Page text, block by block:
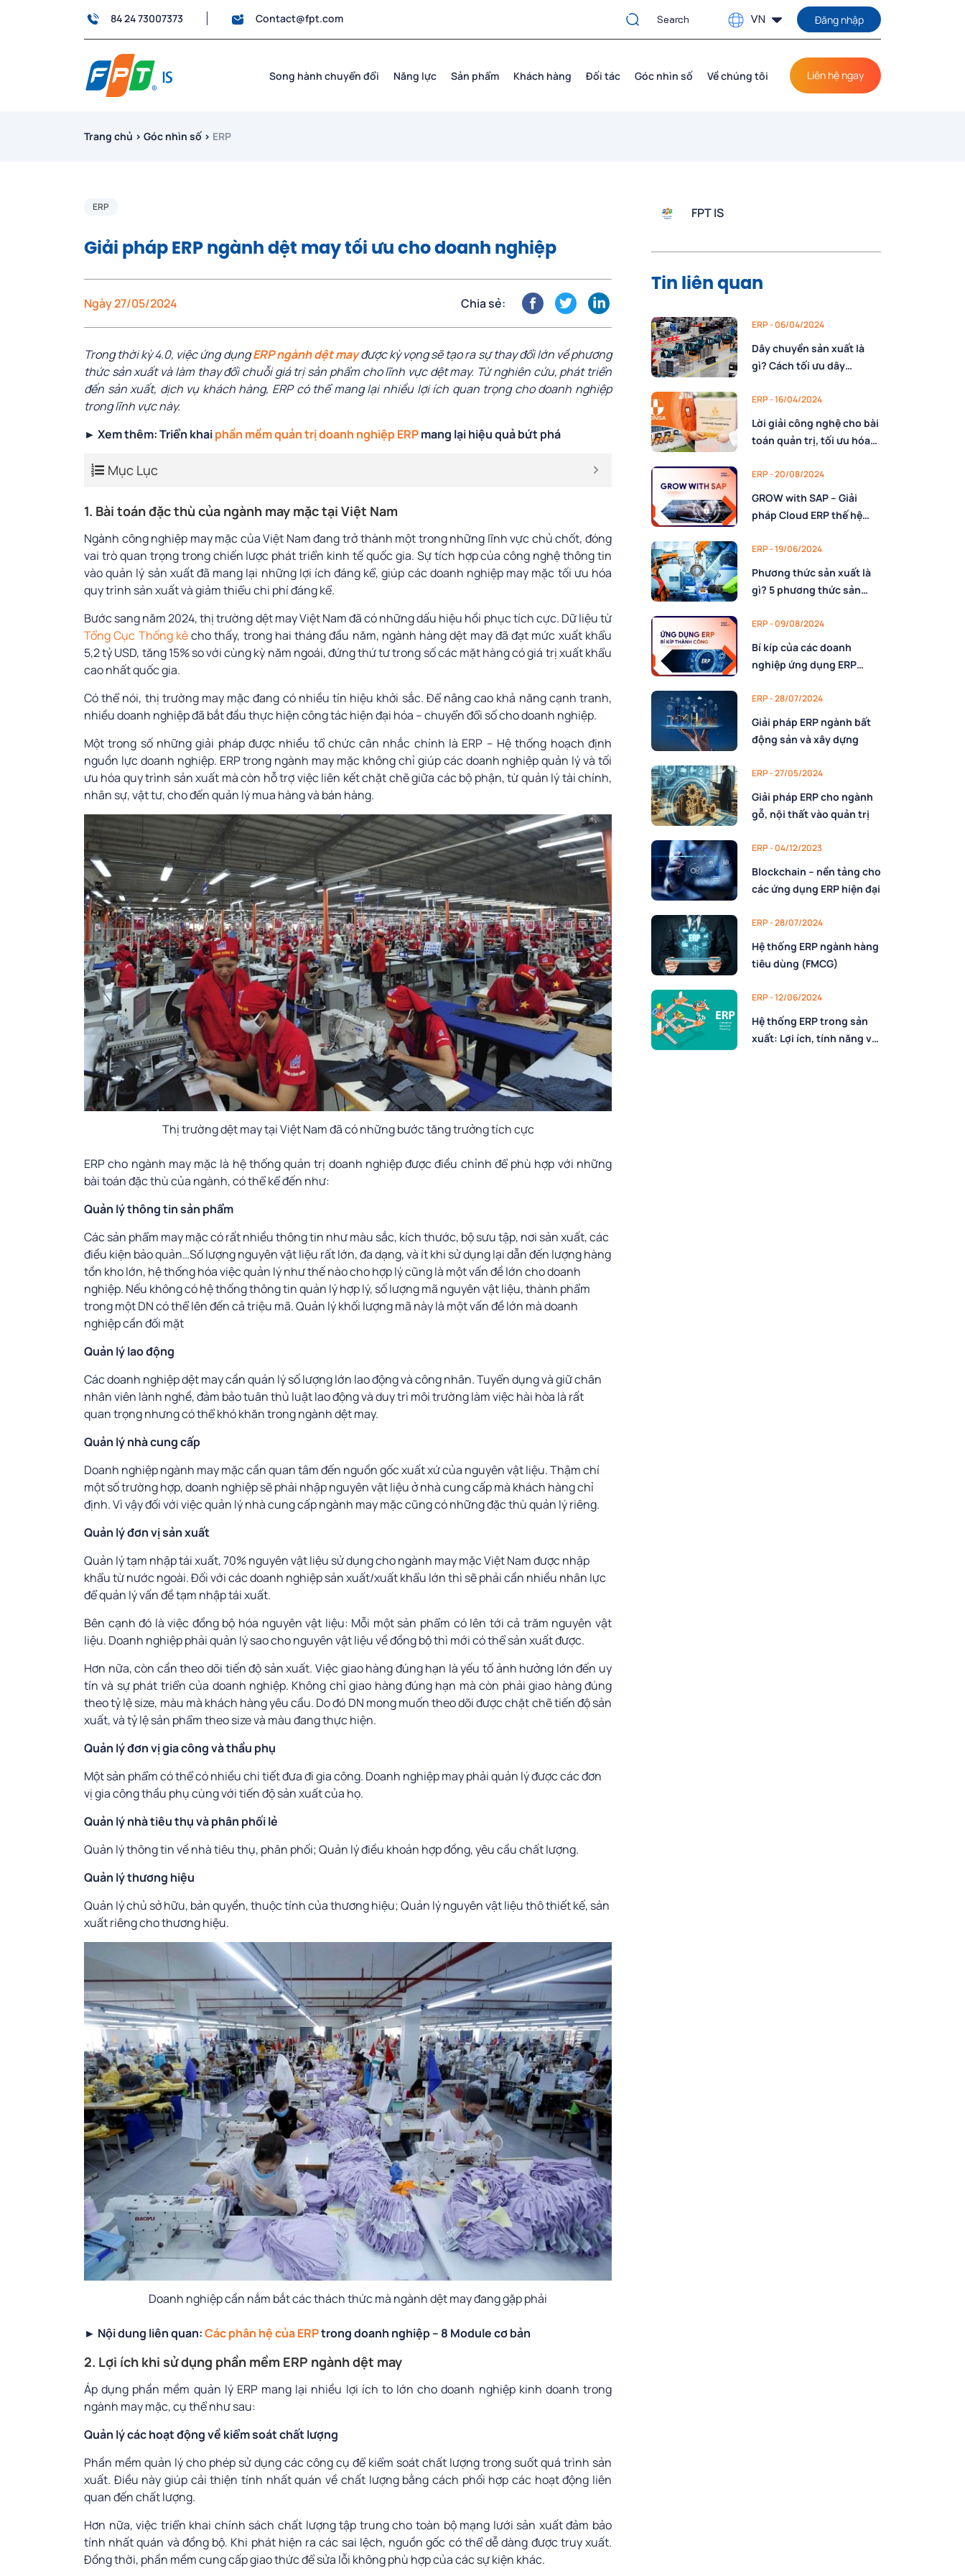
84 24 73007373 Contact@fpt.com VN Đăng nhập
Song hành chuyển đổi Năng lực Sản phẩm Khách hàng Đối tác Góc nhìn số Về chúng tôi Liên hệ ngay
Trang chủ › Góc nhìn số › ERP
ERP
Giải pháp ERP ngành dệt may tối ưu cho doanh nghiệp
Ngày 27/05/2024 Chia sẻ:
Trong thời kỳ 4.0, việc ứng dụngERP ngành dệt mayđược kỳ vọng sẽ tạo ra sự thay đổi lớn về phương
thức sản xuất và làm thay đổi chuỗi giá trị sản phẩm cho lĩnh vực dệt may. Từ nghiên cứu, phát triển
đến sản xuất, dịch vụ khách hàng, ERP có thể mang lại nhiều lợi ích quan trọng cho doanh nghiệp
trong lĩnh vực này.
► Xem thêm: Triển khaiphần mềm quản trị doanh nghiệp ERPmang lại hiệu quả bứt phá
Mục Lục
1. Bài toán đặc thù của ngành may mặc tại Việt Nam
Ngành công nghiệp may mặc của Việt Nam đang trở thành một trong những lĩnh vực chủ chốt, đóng
vai trò quan trọng trong chiến lược phát triển kinh tế quốc gia. Sự tích hợp của công nghệ thông tin
vào quản lý sản xuất đã mang lại những lợi ích đáng kể, giúp các doanh nghiệp may mặc tối ưu hóa
quy trình sản xuất và giảm thiểu chi phí đáng kể.
Bước sang năm 2024, thị trường dệt may Việt Nam đã có những dấu hiệu hồi phục tích cực. Dữ liệu từ
Tổng Cục Thống kêcho thấy, trong hai tháng đầu năm, ngành hàng dệt may đã đạt mức xuất khẩu
5,2 tỷ USD, tăng 15% so với cùng kỳ năm ngoái, đứng thứ tư trong số các mặt hàng có giá trị xuất khẩu
cao nhất quốc gia.
Có thể nói, thị trường may mặc đang có nhiều tín hiệu khởi sắc. Để nâng cao khả năng cạnh tranh,
nhiều doanh nghiệp đã bắt đầu thực hiện công tác hiện đại hóa – chuyển đổi số cho doanh nghiệp.
Một trong số những giải pháp được nhiều tổ chức cân nhắc chính là ERP – Hệ thống hoạch định
nguồn lực doanh nghiệp. ERP trong ngành may mặc không chỉ giúp các doanh nghiệp quản lý và tối
ưu hóa quy trình sản xuất mà còn hỗ trợ việc liên kết chặt chẽ giữa các bộ phận, từ quản lý tài chính,
nhân sự, vật tư, cho đến quản lý mua hàng và bán hàng.
Thị trường dệt may tại Việt Nam đã có những bước tăng trưởng tích cực
ERP cho ngành may mặc là hệ thống quản trị doanh nghiệp được điều chỉnh để phù hợp với những
bài toán đặc thù của ngành, có thể kể đến như:
Quản lý thông tin sản phẩm
Các sản phẩm may mặc có rất nhiều thông tin như màu sắc, kích thước, bộ sưu tập, nơi sản xuất, các
điều kiện bảo quản…Số lượng nguyên vật liệu rất lớn, đa dạng, và ít khi sử dụng lại dẫn đến lượng hàng
tồn kho lớn, hệ thống hóa việc quản lý như thế nào cho hợp lý cũng là một vấn đề lớn cho doanh
nghiệp. Nếu không có hệ thống thông tin quản lý hợp lý, số lượng mã nguyên vật liệu, thành phẩm
trong một DN có thể lên đến cả triệu mã. Quản lý khối lượng mã này là một vấn đề lớn mà doanh
nghiệp cần đối mặt
Quản lý lao động
Các doanh nghiệp dệt may cần quản lý số lượng lớn lao động và công nhân. Tuyển dụng và giữ chân
nhân viên lành nghề, đảm bảo tuân thủ luật lao động và duy trì môi trường làm việc hài hòa là rất
quan trọng nhưng có thể khó khăn trong ngành dệt may.
Quản lý nhà cung cấp
Doanh nghiệp ngành may mặc cần quan tâm đến nguồn gốc xuất xứ của nguyên vật liệu. Thậm chí
một số trường hợp, doanh nghiệp sẽ phải nhập nguyên vật liệu ở nhà cung cấp mà khách hàng chỉ
định. Vì vậy đối với việc quản lý nhà cung cấp ngành may mặc cũng có những đặc thù quản lý riêng.
Quản lý đơn vị sản xuất
Quản lý tạm nhập tái xuất, 70% nguyên vật liệu sử dụng cho ngành may mặc Việt Nam được nhập
khẩu từ nước ngoài. Đối với các doanh nghiệp sản xuất/xuất khẩu lớn thì sẽ phải cần nhiều nhân lực
để quản lý vấn đề tạm nhập tái xuất.
Bên cạnh đó là việc đồng bộ hóa nguyên vật liệu: Mỗi một sản phẩm có lên tới cả trăm nguyên vật
liệu. Doanh nghiệp phải quản lý sao cho nguyên vật liệu về đồng bộ thì mới có thể sản xuất được.
Hơn nữa, còn cần theo dõi tiến độ sản xuất. Việc giao hàng đúng hạn là yếu tố ảnh hưởng lớn đến uy
tín và sự phát triển của doanh nghiệp. Không chỉ giao hàng đúng hạn mà còn phải giao hàng đúng
theo tỷ lệ size, màu mà khách hàng yêu cầu. Do đó DN mong muốn theo dõi được chặt chẽ tiến độ sản
xuất, và tỷ lệ sản phẩm theo size và màu đang thực hiện.
Quản lý đơn vị gia công và thầu phụ
Một sản phẩm có thể có nhiều chi tiết đưa đi gia công. Doanh nghiệp may phải quản lý được các đơn
vị gia công thầu phụ cùng với tiến độ sản xuất của họ.
Quản lý nhà tiêu thụ và phân phối lẻ
Quản lý thông tin về nhà tiêu thụ, phân phối; Quản lý điều khoản hợp đồng, yêu cầu chất lượng.
Quản lý thương hiệu
Quản lý chủ sở hữu, bản quyền, thuộc tính của thương hiệu; Quản lý nguyên vật liệu thô thiết kế, sản
xuất riêng cho thương hiệu.
Doanh nghiệp cần nắm bắt các thách thức mà ngành dệt may đang gặp phải
► Nội dung liên quan:Các phân hệ của ERPtrong doanh nghiệp – 8 Module cơ bản
2. Lợi ích khi sử dụng phần mềm ERP ngành dệt may
Áp dụng phần mềm quản lý ERP mang lại nhiều lợi ích to lớn cho doanh nghiệp kinh doanh trong
ngành may mặc, cụ thể như sau:
Quản lý các hoạt động về kiểm soát chất lượng
Phần mềm quản lý cho phép sử dụng các công cụ để kiểm soát chất lượng trong suốt quá trình sản
xuất. Điều này giúp cải thiện tính nhất quán về chất lượng bằng cách phối hợp các hoạt động liên
quan đến chất lượng.
Hơn nữa, việc triển khai chính sách chất lượng tập trung cho toàn bộ mạng lưới sản xuất đảm bảo
tính nhất quán và đồng bộ. Khi phát hiện ra các sai lệch, nguồn gốc có thể dễ dàng được truy xuất.
Đồng thời, phần mềm cung cấp giao thức để sửa lỗi không phù hợp của các sự kiện khác.
FPT IS
Tin liên quan
ERP - 06/04/2024
Dây chuyền sản xuất là
gì? Cách tối ưu dây
ERP - 16/04/2024
Lời giải công nghệ cho bài
toán quản trị, tối ưu hóa
doanh nghiệp ngành
Dược
ERP - 20/08/2024
GROW with SAP – Giải
pháp Cloud ERP thế hệ
ERP - 19/06/2024
Phương thức sản xuất là
gì? 5 phương thức sản
ERP - 09/08/2024
Bí kíp của các doanh
nghiệp ứng dụng ERP
ERP - 28/07/2024
Giải pháp ERP ngành bất
động sản và xây dựng
ERP - 27/05/2024
Giải pháp ERP cho ngành
gỗ, nội thất vào quản trị
ERP - 04/12/2023
Blockchain – nền tảng cho
các ứng dụng ERP hiện đại
ERP - 28/07/2024
Hệ thống ERP ngành hàng
tiêu dùng (FMCG)
ERP - 12/06/2024
Hệ thống ERP trong sản
xuất: Lợi ích, tính năng và